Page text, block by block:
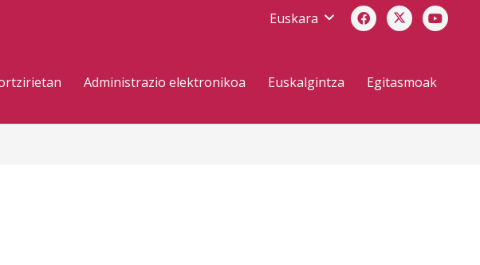
Euskara
Administrazio elektronikoa Euskalgintza Egitasmoak